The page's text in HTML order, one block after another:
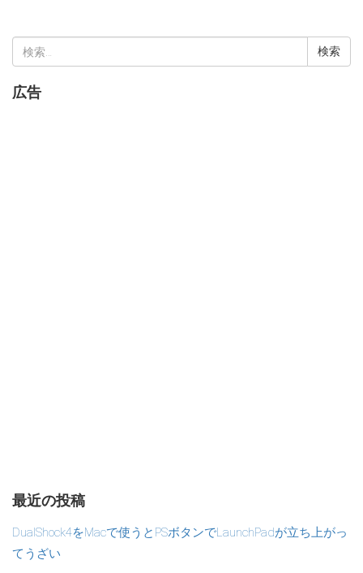
検
索:
広告
最近の投稿
DualShock4をMacで使うとPSボタンでLaunchPadが立ち上がっ
てうざい